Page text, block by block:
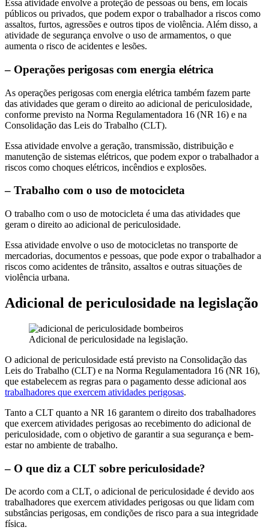
Essa atividade envolve a proteção de pessoas ou bens, em locais
públicos ou privados, que podem expor o trabalhador a riscos como
assaltos, furtos, agressões e outros tipos de violência. Além disso, a
atividade de segurança envolve o uso de armamentos, o que
aumenta o risco de acidentes e lesões.
– Operações perigosas com energia elétrica
As operações perigosas com energia elétrica também fazem parte
das atividades que geram o direito ao adicional de periculosidade,
conforme previsto na Norma Regulamentadora 16 (NR 16) e na
Consolidação das Leis do Trabalho (CLT).
Essa atividade envolve a geração, transmissão, distribuição e
manutenção de sistemas elétricos, que podem expor o trabalhador a
riscos como choques elétricos, incêndios e explosões.
– Trabalho com o uso de motocicleta
O trabalho com o uso de motocicleta é uma das atividades que
geram o direito ao adicional de periculosidade.
Essa atividade envolve o uso de motocicletas no transporte de
mercadorias, documentos e pessoas, que pode expor o trabalhador a
riscos como acidentes de trânsito, assaltos e outras situações de
violência urbana.
Adicional de periculosidade na legislação
Adicional de periculosidade na legislação.
O adicional de periculosidade está previsto na Consolidação das
Leis do Trabalho (CLT) e na Norma Regulamentadora 16 (NR 16),
que estabelecem as regras para o pagamento desse adicional aos
trabalhadores que exercem atividades perigosas.
Tanto a CLT quanto a NR 16 garantem o direito dos trabalhadores
que exercem atividades perigosas ao recebimento do adicional de
periculosidade, com o objetivo de garantir a sua segurança e bem-
estar no ambiente de trabalho.
– O que diz a CLT sobre periculosidade?
De acordo com a CLT, o adicional de periculosidade é devido aos
trabalhadores que exercem atividades perigosas ou que lidam com
substâncias perigosas, em condições de risco para a sua integridade
física.